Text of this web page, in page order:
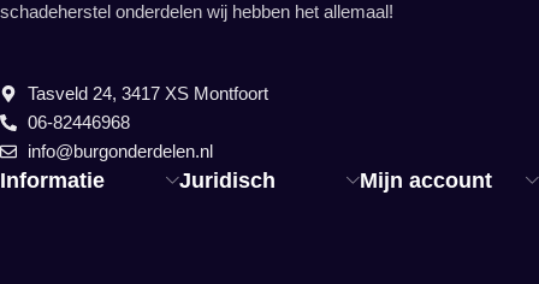
Informatie Juridisch Mijn account
schadeherstel onderdelen wij hebben het allemaal!
Tasveld 24, 3417 XS Montfoort
06-82446968
info@burgonderdelen.nl